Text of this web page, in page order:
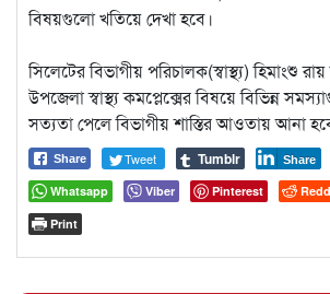
বিষয়গুলো খতিয়ে দেখা হবে।
সিলেটের বিভাগীয় পরিচালক(স্বাস্থ্য) হিমাংশু
উপজেলা স্বাস্থ্য কমপ্লেক্সের বিষয়ে বিভিন্ন
সত্যতা পেলে বিভাগীয় শাস্তির আওতায় আনা
Share Tweet Tumblr Share
Whatsapp
Viber Pinterest
Print